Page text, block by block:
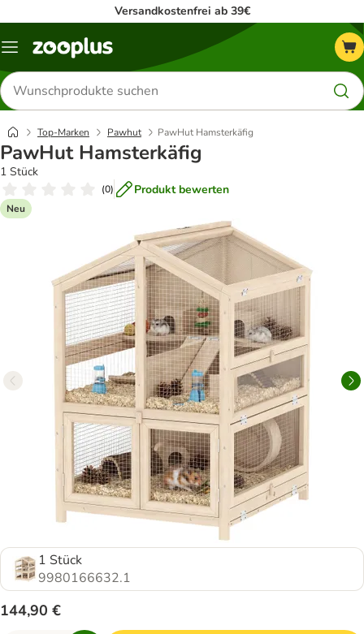
Versandkostenfrei ab 39€
Menü
Produkte
suchen
Top-Marken Pawhut PawHut Hamsterkäfig
PawHut Hamsterkäfig
1 Stück
(0) Produkt bewerten
Neu
1 Stück
9980166632.1
144,90 €